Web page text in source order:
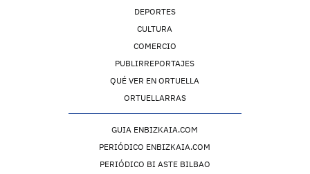
DEPORTES
CULTURA
COMERCIO
PUBLIRREPORTAJES
QUÉ VER EN ORTUELLA
ORTUELLARRAS
GUIA ENBIZKAIA.COM
PERIÓDICO ENBIZKAIA.COM
PERIÓDICO BI ASTE BILBAO